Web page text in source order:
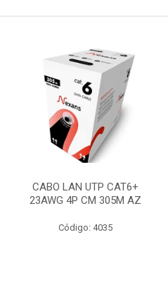
CABO LAN UTP CAT6+
23AWG 4P CM 305M AZ
Código: 4035